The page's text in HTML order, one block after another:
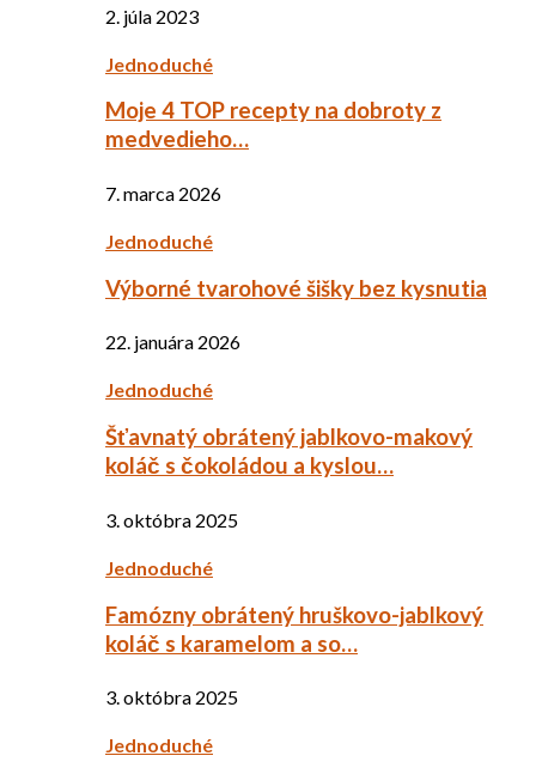
2. júla 2023
Jednoduché
Moje 4 TOP recepty na dobroty z
medvedieho…
7. marca 2026
Jednoduché
Výborné tvarohové šišky bez kysnutia
22. januára 2026
Jednoduché
Šťavnatý obrátený jablkovo-makový
koláč s čokoládou a kyslou…
3. októbra 2025
Jednoduché
Famózny obrátený hruškovo-jablkový
koláč s karamelom a so…
3. októbra 2025
Jednoduché